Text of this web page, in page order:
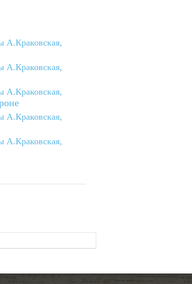
А.Краковская,
А.Краковская,
А.Краковская,
А.Краковская,
А.Краковская,